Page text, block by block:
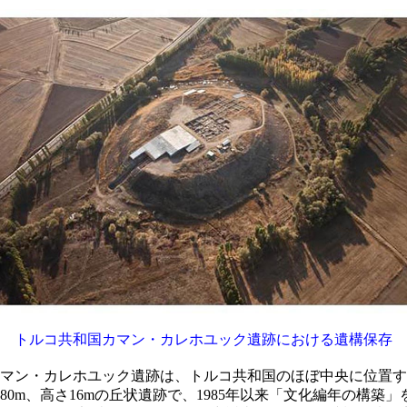
トルコ共和国カマン・カレホユック遺跡における遺構保存
ン・カレホユック遺跡は、トルコ共和国のほぼ中央に位置
、高さ16mの丘状遺跡で、1985年以来「文化編年の構築」